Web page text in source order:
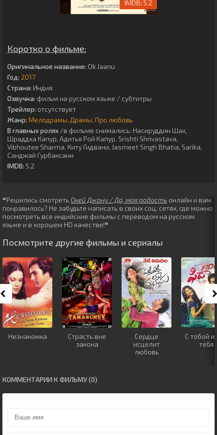
5.2
Коротко о фильме:
Оригинальное название: Ok Jaanu
Год: 2017
Страна: Индия
Озвучка: фильм на русском языке / субтитры
Трейлер: отсутствует
Жанр: Мелодрамы Драмы Про любовь
В главных ролях /в фильме снимались: Насируддин Шах,
Шраддха Капур, Адитья Рой Капур, Srishti Shrivastava,
Vibhoutee Sharma, Киту Гидвани, Jasmeet Singh Bhatia, Sarika,
Санджай Гурбаксани
IMDB: 5.2
❝Решились смотреть Окей Джану / Да, моя радость онлайн и вам
понравилось? Не забудьте написать в своих соц. сетях, где можно
посмотреть все индийские фильмы с переводом на русском
языке и в хорошем HD качестве!❝
Посмотрите другие фильмы и сериалы
Незнакомка
Страсть вне
закона
Сердце
исцелит
любовь
С тобой и
тебя
КОММЕНТАРИИ К ФИЛЬМУ (0)